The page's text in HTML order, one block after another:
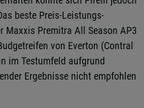
beste Preis-Leistungs-
Maxxis Premitra All Season AP3
von Everton (Contral
im Testumfeld aufgrund
Ergebnisse nicht empfohlen